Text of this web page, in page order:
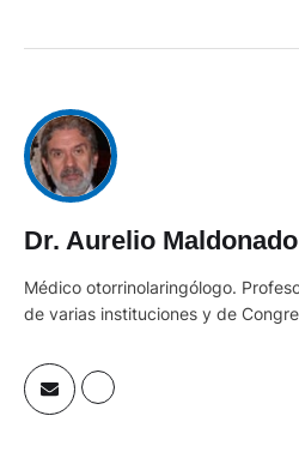
Dr. Aurelio Maldonado
Médico otorrinolaringólogo.
de varias instituciones y de